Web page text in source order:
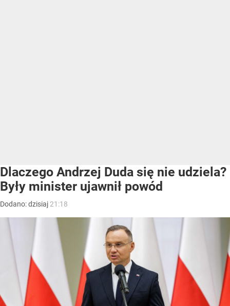
Dlaczego Andrzej Duda się nie udziela?
Były minister ujawnił powód
Dodano:dzisiaj 21:18